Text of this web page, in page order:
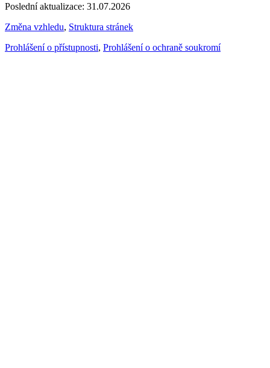
Poslední aktualizace: 31.07.2026
Změna vzhledu, Struktura stránek
Prohlášení o přístupnosti, Prohlášení o ochraně soukromí